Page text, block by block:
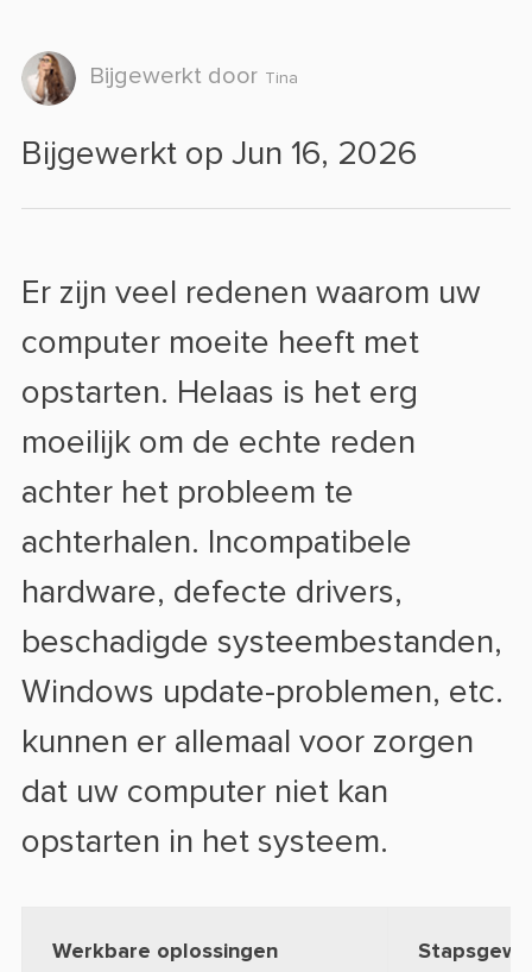
Bijgewerkt door Tina
Bijgewerkt op Jun 16, 2026
Er zijn veel redenen waarom uw
computer moeite heeft met
opstarten. Helaas is het erg
moeilijk om de echte reden
achter het probleem te
achterhalen. Incompatibele
hardware, defecte drivers,
beschadigde systeembestanden,
Windows update-problemen, etc.
kunnen er allemaal voor zorgen
dat uw computer niet kan
opstarten in het systeem.
Werkbare oplossingen